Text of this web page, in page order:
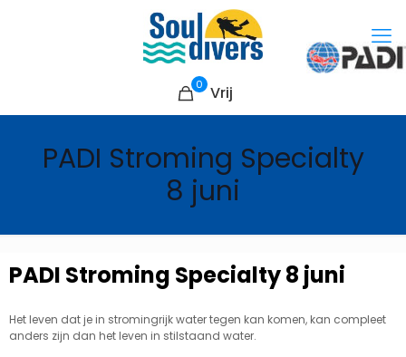
0 Vrij
PADI Stroming Specialty
8 juni
PADI Stroming Specialty 8 juni
Het leven dat je in stromingrijk water tegen kan komen, kan compleet
anders zijn dan het leven in stilstaand water.